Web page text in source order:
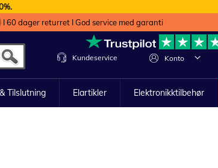
I 60 dager returret I God service med garanti
Konto Endring
Kundeservice
Tilslutning Elartikler Elektronikktilbehør